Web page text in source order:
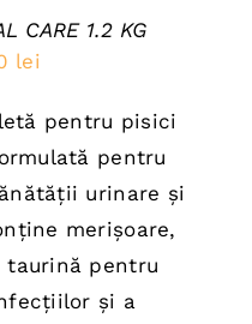
CARE 1.2 KG
lei.
lei
este:
24,00 lei.
pentru pisici
pentru
urinare și
merișoare,
taurină pentru
și a